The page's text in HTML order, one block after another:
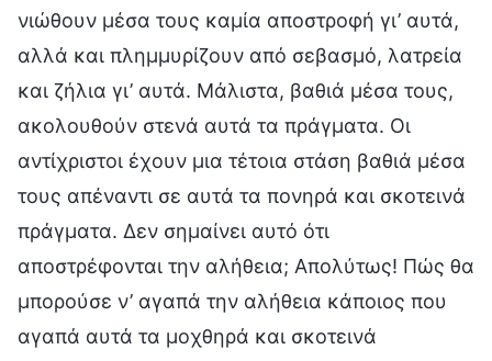
νιώθουν μέσα τους καμία αποστροφή γι’ αυτά,
αλλά και πλημμυρίζουν από σεβασμό, λατρεία
και ζήλια γι’ αυτά. Μάλιστα, βαθιά μέσα τους,
ακολουθούν στενά αυτά τα πράγματα. Οι
αντίχριστοι έχουν μια τέτοια στάση βαθιά μέσα
τους απέναντι σε αυτά τα πονηρά και σκοτεινά
πράγματα. Δεν σημαίνει αυτό ότι
αποστρέφονται την αλήθεια; Απολύτως! Πώς θα
μπορούσε ν’ αγαπά την αλήθεια κάποιος που
αγαπά αυτά τα μοχθηρά και σκοτεινά